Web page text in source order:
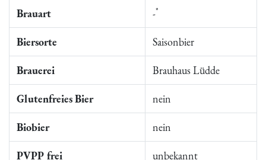
Brauart -*
Biersorte Saisonbier
Brauerei Brauhaus Lüdde
Glutenfreies Bier nein
Biobier nein
PVPP frei unbekannt